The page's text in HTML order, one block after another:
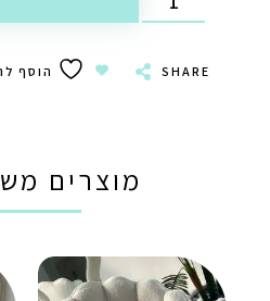
SHARE הוסף
מוצרים